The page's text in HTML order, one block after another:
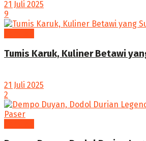
21 Juli 2025
9
Tumis Karuk, Kuliner Betawi
21 Juli 2025
2